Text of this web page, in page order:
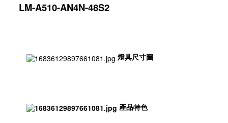
LM-A510-AN4N-48S2
燈具尺寸圖
產品特色